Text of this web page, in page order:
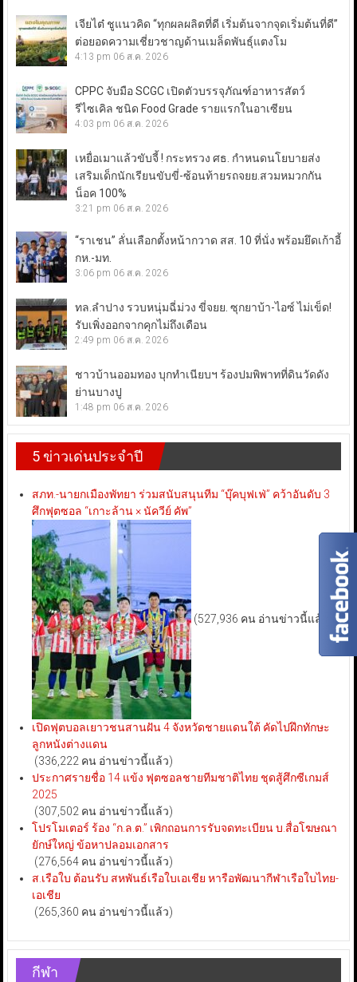
เจียไต๋ ชูแนวคิด “ทุกผลผลิตที่ดี เริ่มต้นจากจุดเริ่มต้นที่ดี”
ต่อยอดความเชี่ยวชาญด้านเมล็ดพันธุ์แตงโม
4:13 pm 06 ส.ค. 2026
CPPC จับมือ SCGC เปิดตัวบรรจุภัณฑ์อาหารสัตว์
รีไซเคิล ชนิด Food Grade รายแรกในอาเซียน
4:03 pm 06 ส.ค. 2026
เหยื่อเมาแล้วขับจี้ ! กระทรวง ศธ. กำหนดนโยบายส่ง
เสริมเด็กนักเรียนขับขี่-ซ้อนท้ายรถจยย.สวมหมวกกัน
น็อค 100%
3:21 pm 06 ส.ค. 2026
“ราเชน” ลั่นเลือกตั้งหน้ากวาด สส. 10 ที่นั่ง พร้อมยึดเก้าอี้
กห.-มท.
3:06 pm 06 ส.ค. 2026
ทล.ลำปาง รวบหนุ่มฉี่ม่วง ขี่จยย. ซุกยาบ้า-ไอซ์ ไม่เข็ด!
รับเพิ่งออกจากคุกไม่ถึงเดือน
2:49 pm 06 ส.ค. 2026
ชาวบ้านออมทอง บุกทำเนียบฯ ร้องปมพิพาทที่ดินวัดดัง
ย่านบางปู
1:48 pm 06 ส.ค. 2026
5 ข่าวเด่นประจำปี
สภท.-นายกเมืองพัทยา ร่วมสนับสนุนทีม “บุ๊คบุฟเฟ่” คว้าอันดับ 3
ศึกฟุตซอล “เกาะล้าน × นัควีย์ คัพ”
(527,936 คน อ่านข่าวนี้แล้ว)
เปิดฟุตบอลเยาวชนสานฝัน 4 จังหวัดชายแดนใต้ คัดไปฝึกทักษะ
ลูกหนังต่างแดน
(336,222 คน อ่านข่าวนี้แล้ว)
ประกาศรายชื่อ 14 แข้ง ฟุตซอลชายทีมชาติไทย ชุดสู้ศึกซีเกมส์
2025
(307,502 คน อ่านข่าวนี้แล้ว)
โปรโมเตอร์ ร้อง “ก.ล.ต.” เพิกถอนการรับจดทะเบียน บ.สื่อโฆษณา
ยักษ์ใหญ่ ข้อหาปลอมเอกสาร
(276,564 คน อ่านข่าวนี้แล้ว)
ส.เรือใบ ต้อนรับ สหพันธ์เรือใบเอเชีย หารือพัฒนากีฬาเรือใบไทย-
เอเชีย
(265,360 คน อ่านข่าวนี้แล้ว)
กีฬา